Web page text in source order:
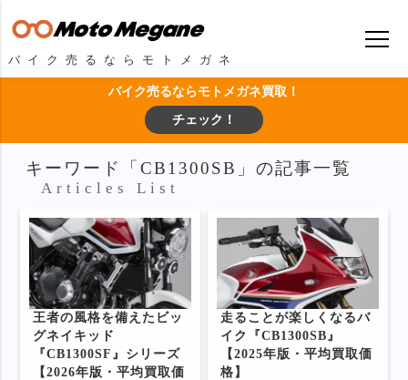
バイク売るならモトメガネ
バイク売るならモトメガネ買取！
チェック！
キーワード「CB1300SB」の記事一覧
Articles List
王者の風格を備えたビッ
グネイキッド
『CB1300SF』シリーズ
【2026年版・平均買取価
走ることが楽しくなるバ
イク『CB1300SB』
【2025年版・平均買取価
格】